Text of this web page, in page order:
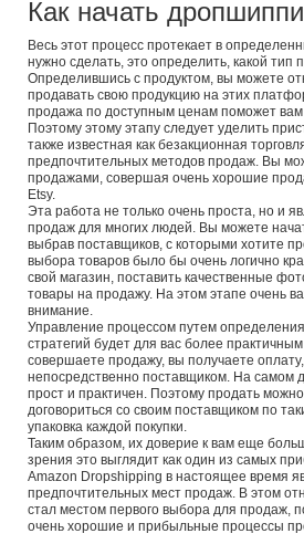
Как начать
Весь этот процесс протекает в
нужно сделать, это определить, какой тип
Определившись с продуктом, вы можете
продавать свою продукцию на этих
продажа по доступным ценам поможет
Поэтому этому этапу следует уделить
также известная как безакционная
предпочтительных методов продаж. Вы
продажами, совершая очень хорошие
Etsy.
Эта работа не только очень проста, но и
продаж для многих людей. Вы можете
выбрав поставщиков, с которыми хотите
выбора товаров было бы очень логично
свой магазин, поставить качественные
товары на продажу. На этом этапе очень
внимание.
Управление процессом путем
стратегий будет для вас более
совершаете продажу, вы получаете
непосредственно поставщиком. На самом
прост и практичен. Поэтому продать
договориться со своим поставщиком по
упаковка каждой покупки.
Таким образом, их доверие к вам еще
зрения это выглядит как один из самых
Amazon Dropshipping в настоящее время
предпочтительных мест продаж. В этом
стал местом первого выбора для продаж,
очень хорошие и прибыльные процессы